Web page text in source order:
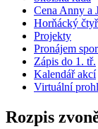
Cena Anny a
Horňácký
Projekty
Pronájem
Zápis do 1. tř.
Kalendář akcí
Virtuální
Rozpis